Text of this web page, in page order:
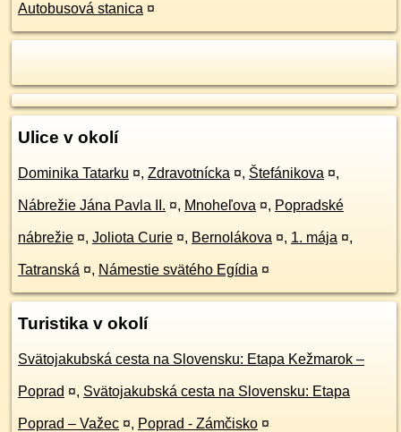
Autobusová stanica ¤
Ulice v okolí
Dominika Tatarku ¤, Zdravotnícka ¤, Štefánikova ¤,
Nábrežie Jána Pavla II. ¤, Mnoheľova ¤, Popradské
nábrežie ¤, Joliota Curie ¤, Bernolákova ¤, 1. mája ¤,
Tatranská ¤, Námestie svätého Egídia ¤
Turistika v okolí
Svätojakubská cesta na Slovensku: Etapa Kežmarok –
Poprad ¤, Svätojakubská cesta na Slovensku: Etapa
Poprad – Važec ¤, Poprad - Zámčisko ¤